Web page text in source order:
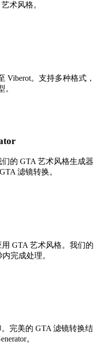
术风格。
Viberot。支持多种格式，
。
的 GTA 艺术风格生成器
滤镜转换。
GTA 艺术风格。我们的
完成处理。
完美的 GTA 滤镜转换结
。